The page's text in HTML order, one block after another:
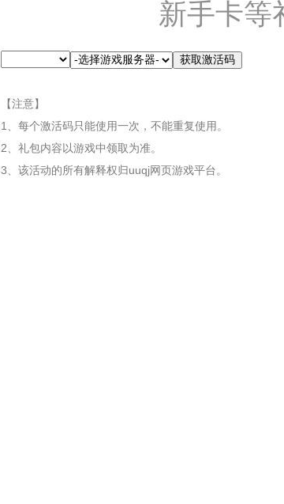
新手卡等
【注意】
1、每个激活码只能使用一次，不能重复使用。
2、礼包内容以游戏中领取为准。
3、该活动的所有解释权归uuqj网页游戏平台。